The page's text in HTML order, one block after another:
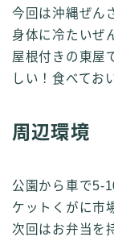
今回は沖縄ぜん
身体に冷たいぜ
屋根付きの東屋
しい！食べてお
周辺環境
公園から車で
ケットくがに市
次回はお弁当を